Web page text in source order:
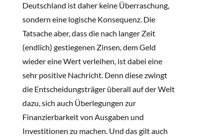
Deutschland ist daher keine Überraschung,
sondern eine logische Konsequenz. Die
Tatsache aber, dass die nach langer Zeit
(endlich) gestiegenen Zinsen, dem Geld
wieder eine Wert verleihen, ist dabei eine
sehr positive Nachricht. Denn diese zwingt
die Entscheidungsträger überall auf der Welt
dazu, sich auch Überlegungen zur
Finanzierbarkeit von Ausgaben und
Investitionen zu machen. Und das gilt auch